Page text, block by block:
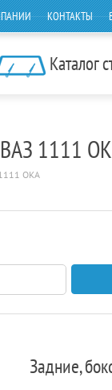
КОНТАКТЫ
Каталог
ВАЗ 1111
ОКА
Задние,